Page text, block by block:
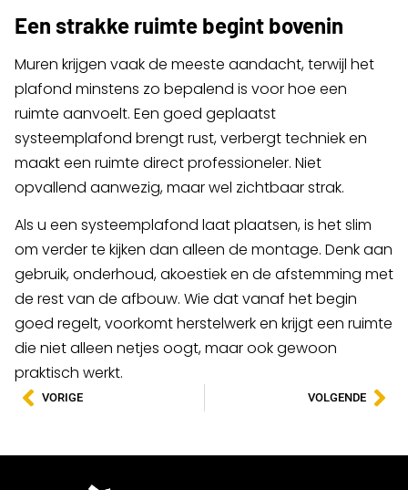
Een strakke ruimte begint bovenin
Muren krijgen vaak de meeste aandacht, terwijl het
plafond minstens zo bepalend is voor hoe een
ruimte aanvoelt. Een goed geplaatst
systeemplafond brengt rust, verbergt techniek en
maakt een ruimte direct professioneler. Niet
opvallend aanwezig, maar wel zichtbaar strak.
Als u een systeemplafond laat plaatsen, is het slim
om verder te kijken dan alleen de montage. Denk aan
gebruik, onderhoud, akoestiek en de afstemming met
de rest van de afbouw. Wie dat vanaf het begin
goed regelt, voorkomt herstelwerk en krijgt een ruimte
die niet alleen netjes oogt, maar ook gewoon
praktisch werkt.
VORIGE VOLGENDE